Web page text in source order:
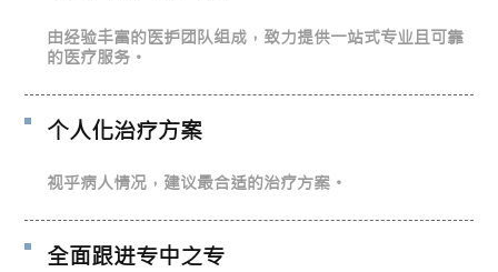
由经验丰富的医护团队组成，致力提供一站式专业且可靠
的医疗服务。
个人化治疗方案
视乎病人情况，建议最合适的治疗方案。
全面跟进专中之专